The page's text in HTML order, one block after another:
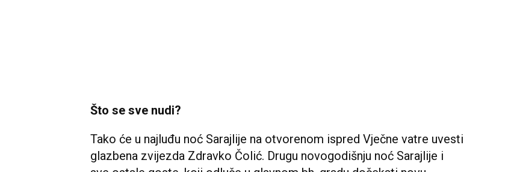
Što se sve nudi?
Tako će u najluđu noć Sarajlije na otvorenom ispred Vječne vatre uvesti
glazbena zvijezda Zdravko Čolić. Drugu novogodišnju noć Sarajlije i